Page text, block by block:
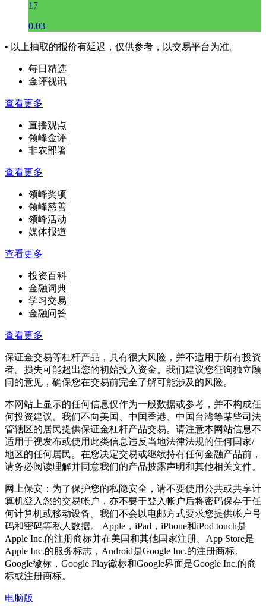
17
0.03
• 以上抽取的报价有延迟，仅供参考，以交易平台为准。
每日精选|
金评视讯|
查看更多
直播观点|
领峰金评|
非农部署
查看更多
领峰奖项|
领峰慈善|
领峰活动|
媒体报道
查看更多
投资百科|
金融词典|
学习交易|
金融问答
查看更多
保证金交易等杠杆产品，具有很大风险，并不适用于所有投资
者。损失可能超出您的初始投入资金。我们建议您征询独立顾
问的意见，确保您在交易前完全了解可能涉及的风险。
本网站上显示的任何信息仅作为一般数据或参考，并不构成任
何投资建议。我们不向美国、中国香港、中国台湾等某些司法
管辖区的居民提供保证金杠杆产品交易。请注意本网站信息不
适用于视发布或使用此类信息违反当地法律法规的任何国家/
地区的任何居民。在您决定交易或继续持有任何金融产品前，
请务必阅读理解并同意我们的产品披露声明和其他相关文件。
网上保安：为了保护您的私隐安全，请不要使用公共或共享计
算机登入您的交易帐户，亦不要于登入帐户后将密码保存于任
何计算机或移动设备。我们不会以电邮方式要求您提供帐户号
码和密码等私人数据。 Apple，iPad，iPhone和iPod touch是
Apple Inc.的注册商标并在美国和其他国家注册。App Store是
Apple Inc.的服务标志，Android是Google Inc.的注册商标。
Google徽标，Google Play徽标和Google界面是Google Inc.的商
标或注册商标。
电脑版